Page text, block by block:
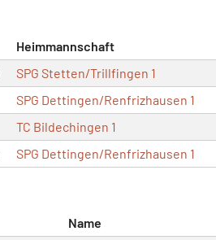
Heimmannschaft
SPG Stetten/Trillfingen 1
SPG Dettingen/Renfrizhausen 1
TC Bildechingen 1
SPG Dettingen/Renfrizhausen 1
Name